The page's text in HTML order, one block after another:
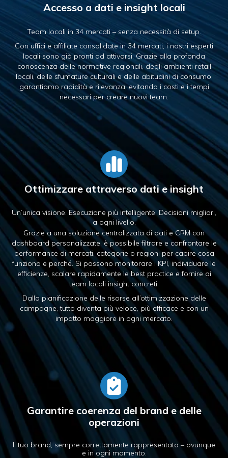
Accesso a dati e insight locali
Team locali in 34 mercati – senza necessità di setup.
Con uffici e affiliate consolidate in 34 mercati, i nostri esperti
locali sono già pronti ad attivarsi. Grazie alla profonda
conoscenza delle normative regionali, degli ambienti retail
locali, delle sfumature culturali e delle abitudini di consumo,
garantiamo rapidità e rilevanza, evitando i costi e i tempi
necessari per creare nuovi team.
Ottimizzare attraversodati e insight
Un’unica visione. Esecuzione più intelligente. Decisioni migliori,
a ogni livello.
Grazie a una soluzione centralizzata di dati e CRM con
dashboard personalizzate, è possibile filtrare e confrontare le
performance di mercati, categorie o regioni per capire cosa
funziona e perché. Si possono monitorare i KPI, individuare le
efficienze, scalare rapidamente le best practice e fornire ai
team locali insight concreti.
Dalla pianificazione delle risorse all’ottimizzazione delle
campagne, tutto diventa più veloce, più efficace e con un
impatto maggiore in ogni mercato.
Garantire coerenza del brand e delle
operazioni
Il tuo brand, sempre correttamente rappresentato – ovunque
e in ogni momento.